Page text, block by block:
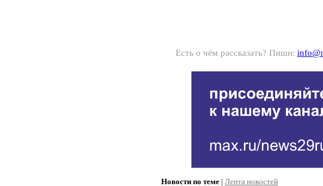
Есть о чём рассказать? Пиши:
Новости по теме | Лента новостей